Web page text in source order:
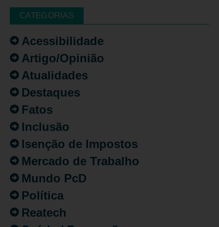
CATEGORIAS
Acessibilidade
Artigo/Opinião
Atualidades
Destaques
Fatos
Inclusão
Isenção de Impostos
Mercado de Trabalho
Mundo PcD
Política
Reatech